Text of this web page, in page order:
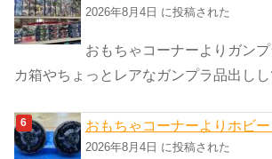
2026年8月4日 に投稿された
おもちゃコーナーよりガン
カ箱やちょっとレアなガンプラ品出しし
おもちゃコーナーよりホビ
2026年8月4日 に投稿された